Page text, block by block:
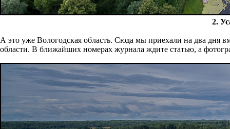
2.
А это уже Вологодская область. Сюда мы приехали на два дня
области. В ближайших номерах журнала ждите статью, а